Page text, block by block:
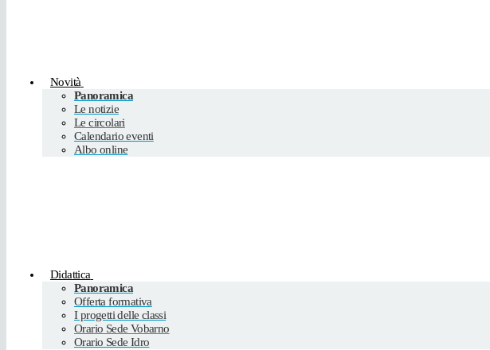
Novità
Panoramica
Le notizie
Le circolari
Calendario eventi
Albo online
Didattica
Panoramica
Offerta formativa
I progetti delle classi
Orario Sede Vobarno
Orario Sede Idro